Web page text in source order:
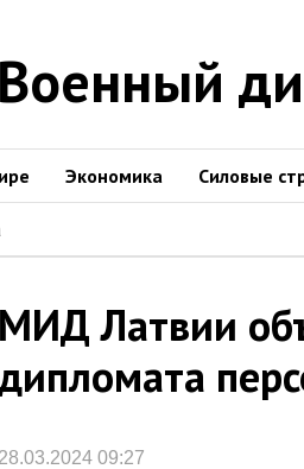
Военный
Экономика Силовые
МИД Латвии
28.03.2024 09:27